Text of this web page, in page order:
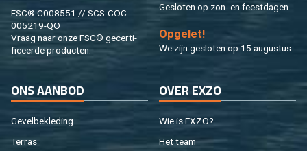
FSC® C008551 // SCS-COC-
005219-QO
Vraag naar onze FSC® ge­cer­ti­
fi­ceer­de pro­duc­ten.
Ge­slo­ten op zon- en feest­da­gen
Op­ge­let!
We zijn ge­slo­ten op 15 au­gus­tus.
ONS AAN­BOD
Ge­vel­be­kle­ding
Ter­ras
OVER EXZO
Wie is EXZO?
Het team